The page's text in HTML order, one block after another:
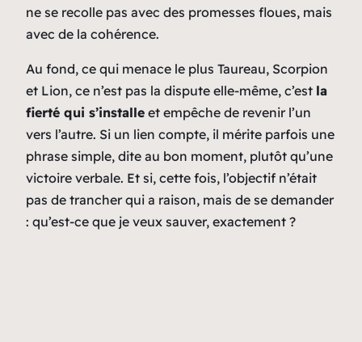
ne se recolle pas avec des promesses floues, mais
avec de la cohérence.
Au fond, ce qui menace le plus Taureau, Scorpion
et Lion, ce n’est pas la dispute elle-même, c’est la
fierté qui s’installe et empêche de revenir l’un
vers l’autre. Si un lien compte, il mérite parfois une
phrase simple, dite au bon moment, plutôt qu’une
victoire verbale. Et si, cette fois, l’objectif n’était
pas de trancher qui a raison, mais de se demander
: qu’est-ce que je veux sauver, exactement ?